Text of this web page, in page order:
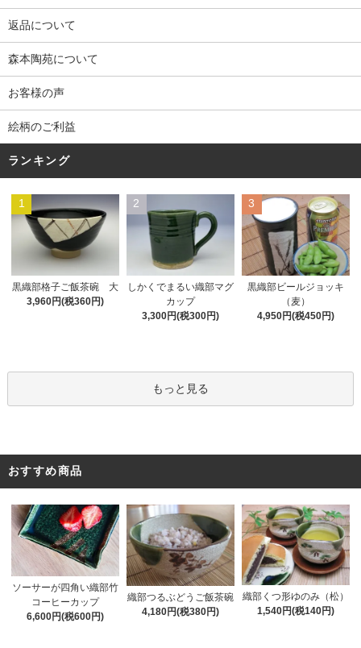
返品について
森本陶苑について
お客様の声
絵柄のご利益
ランキング
1
黒織部格子ご飯茶碗 大
3,960円(税360円)
2
しかくでまるい織部マグ
カップ
3,300円(税300円)
3
黒織部ビールジョッキ
（麦）
4,950円(税450円)
もっと見る
おすすめ商品
ソーサーが四角い織部竹
コーヒーカップ
6,600円(税600円)
織部つるぶどうご飯茶碗
4,180円(税380円)
織部くつ形ゆのみ（松）
1,540円(税140円)